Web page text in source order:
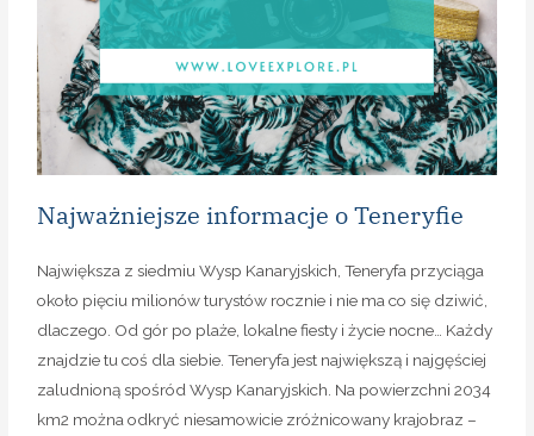
Najważniejsze informacje o Teneryfie
Największa z siedmiu Wysp Kanaryjskich, Teneryfa przyciąga
około pięciu milionów turystów rocznie i nie ma co się dziwić,
dlaczego. Od gór po plaże, lokalne fiesty i życie nocne… Każdy
znajdzie tu coś dla siebie. Teneryfa jest największą i najgęściej
zaludnioną spośród Wysp Kanaryjskich. Na powierzchni 2034
km2 można odkryć niesamowicie zróżnicowany krajobraz –